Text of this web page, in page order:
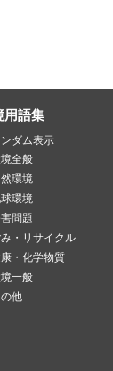
用語集
ダム表示
全般
環境
環境
問題
・リサイクル
・化学物質
一般
他